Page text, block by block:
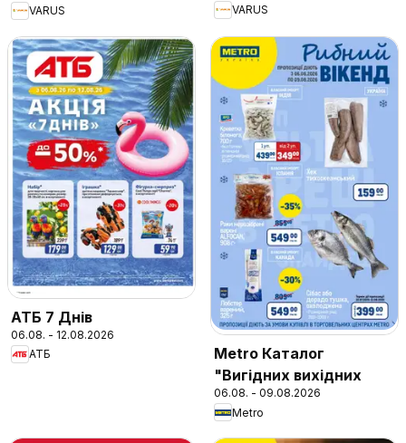
VARUS VARUS
АТБ 7 Днів
06.08. - 12.08.2026
АТБ
Metro Каталог
"Вигідних вихідних
06.08. - 09.08.2026
Metro